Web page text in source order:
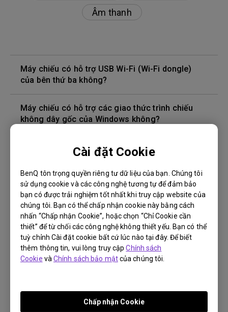
Cài đặt Cookie
BenQ tôn trọng quyền riêng tư dữ liệu của bạn. Chúng tôi
sử dụng cookie và các công nghệ tương tự để đảm bảo
bạn có được trải nghiệm tốt nhất khi truy cập website của
chúng tôi. Bạn có thể chấp nhận cookie này bằng cách
nhấn “Chấp nhận Cookie”, hoặc chọn “Chỉ Cookie cần
thiết” để từ chối các công nghệ không thiết yếu. Bạn có thể
tuỳ chỉnh Cài đặt cookie bất cứ lúc nào tại đây. Để biết
thêm thông tin, vui lòng truy cậpChính sách
Cookie vàChính sách bảo mậtcủa chúng tôi.
Chấp nhận Cookie
Âm thanh
Máy chiếu có hỗ trợ USB Wi-Fi (Wi-Fi dongle)
của bên thứ ba không?
Máy chiếu có hỗ trợ các giao thức trình chiếu
không dây gốc của Windows không?
Làm thế nào để khắc phục hiện tượng không có
âm thanh từ loa Bluetooth khi kết nối với máy
chiếu để phát video từ HDMI?
Làm cách nào để phát trình chiếu màn hình
(screen-mirroring) trên máy chiếu thông minh?
Khi kết nối máy chiếu với loa Bluetooth, đã xảy ra
sự cố đồng bộ hóa âm thanh. Làm cách nào để
khắc phục?
trên máy chiếu thông minh?